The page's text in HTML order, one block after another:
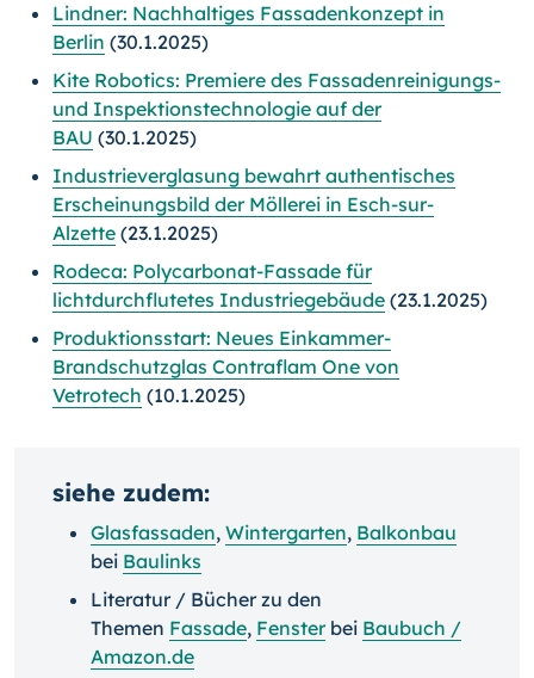
Lindner: Nachhaltiges Fassadenkonzept in
Berlin (30.1.2025)
Kite Robotics: Premiere des Fassadenreinigungs-
und Inspektionstechnologie auf der
BAU (30.1.2025)
Industrieverglasung bewahrt authentisches
Erscheinungsbild der Möllerei in Esch-sur-
Alzette (23.1.2025)
Rodeca: Polycarbonat-Fassade für
lichtdurchflutetes Industriegebäude (23.1.2025)
Produktionsstart: Neues Einkammer-
Brandschutzglas Contraflam One von
Vetrotech (10.1.2025)
siehe zudem:
Glasfassaden, Wintergarten, Balkonbau
bei Baulinks
Literatur / Bücher zu den
Themen Fassade, Fensterbei Baubuch /
Amazon.de